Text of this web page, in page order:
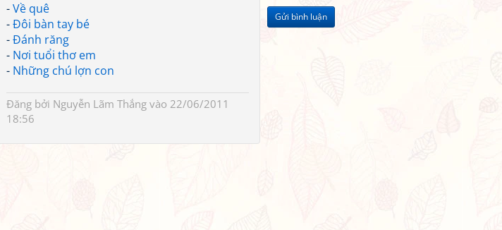
Gửi bình luận
-Về quê
-Đôi bàn tay bé
-Đánh răng
- Nơi tuổi thơ em
- Những chú lợn con
Đăng bởi Nguyễn Lãm Thắng vào 22/06/2011
18:56